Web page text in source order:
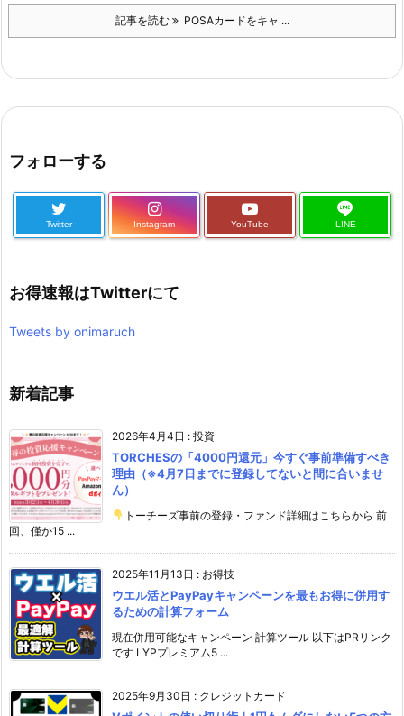
記事を読む POSAカードをキャ ...
フォローする
Twitter Instagram YouTube LINE
お得速報はTwitterにて
Tweets by onimaruch
新着記事
2026年4月4日 : 投資
TORCHESの「4000円還元」今すぐ事前準備すべき
理由（※4月7日までに登録してないと間に合いませ
ん）
トーチーズ事前の登録・ファンド詳細はこちらから 前
回、僅か15 ...
2025年11月13日 : お得技
ウエル活とPayPayキャンペーンを最もお得に併用す
るための計算フォーム
現在併用可能なキャンペーン 計算ツール 以下はPRリンク
です LYPプレミアム5 ...
2025年9月30日 : クレジットカード